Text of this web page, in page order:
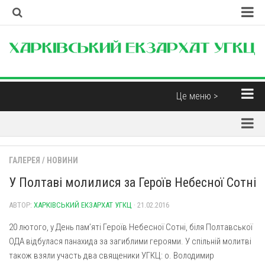
Про екзархат
Це меню >
Парохії
Парохії Харківської області
Парафія св. Миколая Чудотворця (м. Харків)
Свято-Дмитрівська парафія (м. Харків)
Пресвятої Трійці (м. Харків)
Свято-Покровський монастир отців Василіян (смт.
Покотилівка)
Корисні матеріали
Інтерв’ю
Думка
Бібліотека
Християнські фільми
Духовна музика
ГАЛЕРЕЯ / НОВИНИ
У Полтаві молилися за Героїв Небесної Сотні
АВТОР: ХАРКІВСЬКИЙ ЕКЗАРХАТ УГКЦ · 21.02.2016
20 лютого, у День пам’яті Героїв Небесної Сотні, біля Полтавської
ОДА відбулася панахида за загиблими героями. У спільній молитві
також взяли участь два священики УГКЦ: о. Володимир